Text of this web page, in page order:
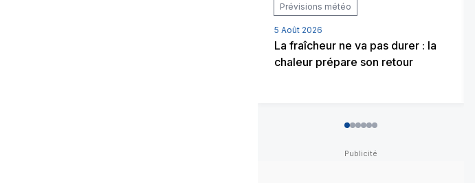
Prévisions météo
5 Août 2026
La fraîcheur ne va pas durer : la
chaleur prépare son retour
012345